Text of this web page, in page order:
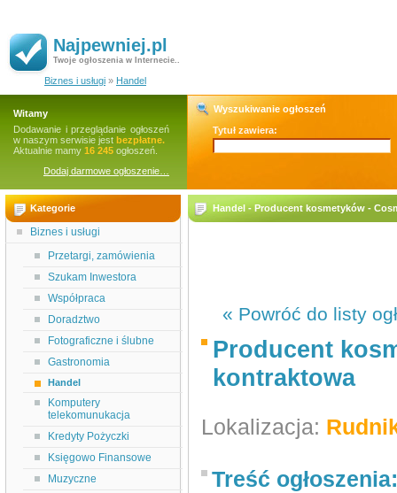
Najpewniej.pl
Twoje ogłoszenia w Internecie..
Biznes i usługi » Handel
Witamy
Dodawanie i przeglądanie ogłoszeń
w naszym serwisie jest bezpłatne.
Aktualnie mamy 16 245 ogłoszeń.
Dodaj darmowe ogłoszenie…
Wyszukiwanie ogłoszeń
Tytuł zawiera:
Kategorie
Biznes i usługi
Przetargi, zamówienia
Szukam Inwestora
Współpraca
Doradztwo
Fotograficzne i ślubne
Gastronomia
Handel
Komputery
telekomunukacja
Kredyty Pożyczki
Księgowo Finansowe
Muzyczne
Handel - Producent kosmetyków -
« Powróć do listy
Producent
kontraktowa
Lokalizacja:
Treść ogłoszenia: